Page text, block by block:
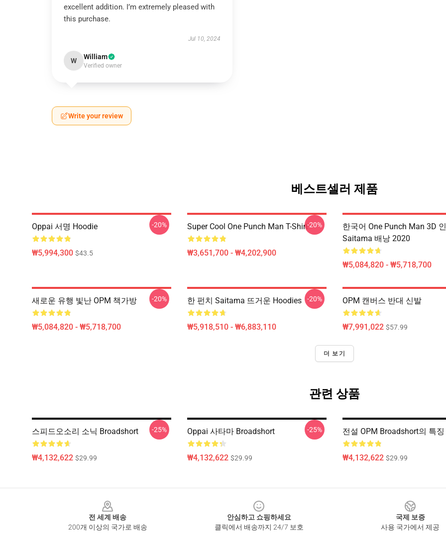
excellent addition. I’m extremely pleased with
this purchase.
Jul 10, 2024
W William
Verified owner
Write your review
베스트셀러 제품
Oppai 서명 Hoodie
₩5,994,300 $43.5
-20% Super Cool One Punch Man T-Shirt
₩3,651,700 - ₩4,202,900
-20%
한국어 One Punch Man 3D
Saitama 배낭 2020
₩5,084,820 - ₩5,718,700
새로운 유행 빛난 OPM 책가방
₩5,084,820 - ₩5,718,700
-20% 한 펀치 Saitama 뜨거운 Hoodies
₩5,918,510 - ₩6,883,110
-20% OPM 캔버스 반대 신발
₩7,991,022 $57.99
더 보기
관련 상품
스피드오소리 소닉 Broadshort
₩4,132,622 $29.99
-25% Oppai 사타마 Broadshort
₩4,132,622 $29.99
-25% 전설 OPM Broadshort의 특징
₩4,132,622 $29.99
전 세계 배송
200개 이상의 국가로 배송
안심하고 쇼핑하세요
클릭에서 배송까지 24/7 보호
국제 보증
사용 국가에서 제공